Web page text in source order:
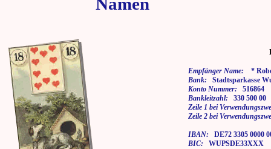
Empfänger Name: *
Bank: Stadtsparkasse
Konto Nummer: 516864
Bankleitzahl: 330 500 00
Zeile 1 bei
Zeile 2 bei
IBAN: DE72 3305 0000
BIC: WUPSDE33XXX